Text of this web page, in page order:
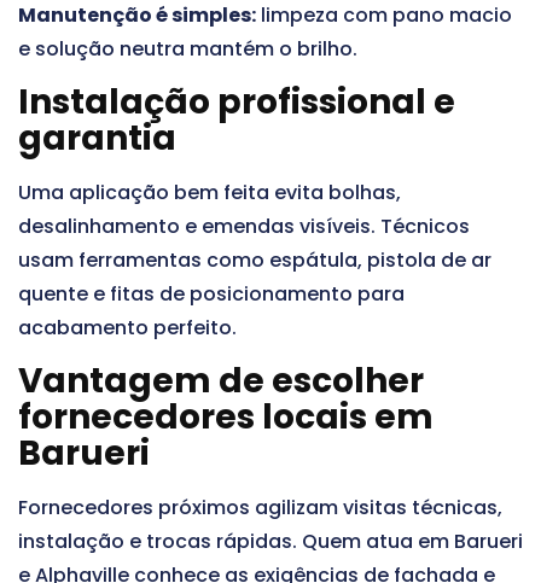
Manutenção é simples: limpeza com pano macio
e solução neutra mantém o brilho.
Instalação profissional e
garantia
Uma aplicação bem feita evita bolhas,
desalinhamento e emendas visíveis. Técnicos
usam ferramentas como espátula, pistola de ar
quente e fitas de posicionamento para
acabamento perfeito.
Vantagem de escolher
fornecedores locais em
Barueri
Fornecedores próximos agilizam visitas técnicas,
instalação e trocas rápidas. Quem atua em Barueri
e Alphaville conhece as exigências de fachada e